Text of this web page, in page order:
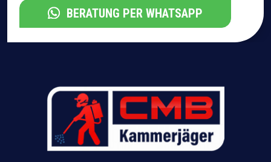
BERATUNG PER WHATSAPP